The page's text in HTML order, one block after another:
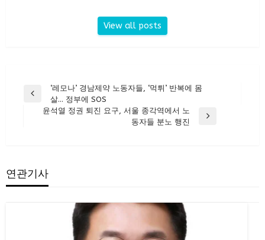
View all posts
글
Previous
‘레모나’ 경남제약 노동자들, ‘먹튀’ 반복에 몸
살… 정부에 SOS
윤석열 정권 퇴진 요구, 서울 종각역에서 노
동자들 분노 행진
연관기사